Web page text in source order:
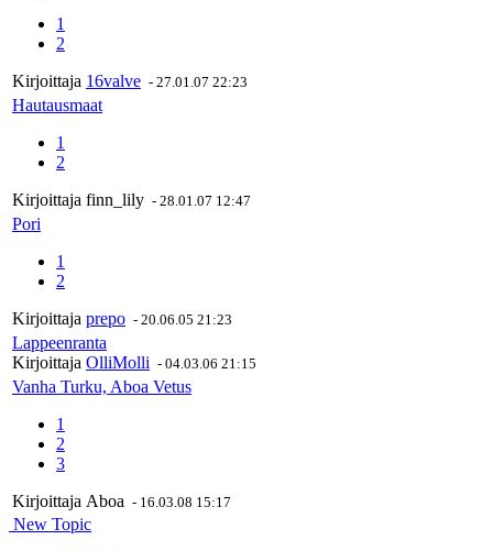
1
2
Kirjoittaja 16valve - 27.01.07 22:23
Hautausmaat
1
2
Kirjoittaja finn_lily - 28.01.07 12:47
Pori
1
2
Kirjoittaja prepo - 20.06.05 21:23
Lappeenranta
Kirjoittaja OlliMolli - 04.03.06 21:15
Vanha Turku, Aboa Vetus
1
2
3
Kirjoittaja Aboa - 16.03.08 15:17
New Topic